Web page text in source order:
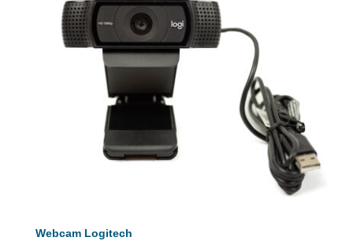
Webcam Logitech